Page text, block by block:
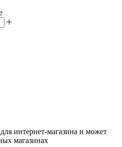
интернет-магазина и может
магазинах